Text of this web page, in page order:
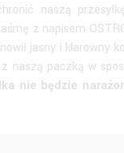
naszą
z napisem
jasny i klarowny
naszą paczką w
nie będzie